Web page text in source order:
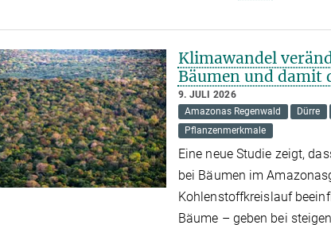
Klimawandel
Bäumen und damit
9. JULI 2026
Amazonas Regenwald
Dürre
Pflanzenmerkmale
Eine neue Studie zeigt,
bei Bäumen im
Kohlenstoffkreislauf
Bäume – geben bei